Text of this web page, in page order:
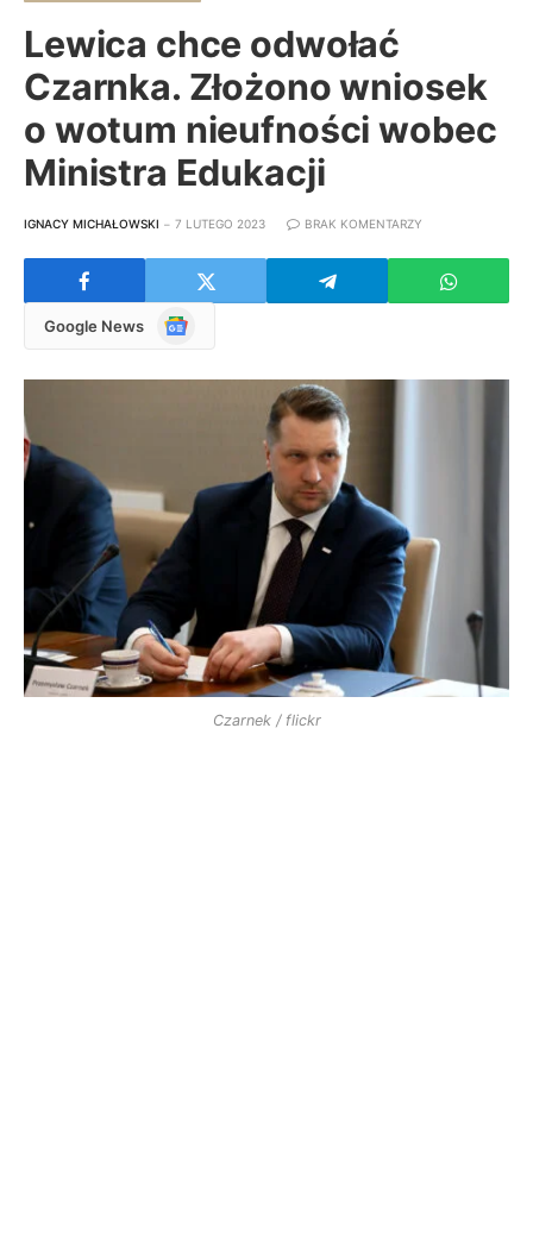
Lewica chce odwołać
Czarnka. Złożono wniosek
o wotum nieufności wobec
Ministra Edukacji
IGNACY MICHAŁOWSKI 7 LUTEGO 2023 BRAK KOMENTARZY
Google News
Google
Czarnek / flickr